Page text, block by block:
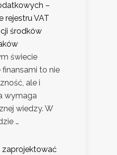
–
rejestru VAT
środków
świecie
to nie
ale i
wymaga
wiedzy. W
…
zaprojektować